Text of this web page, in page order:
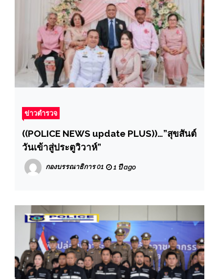
ข่าวตำรวจ
((POLICE NEWS update PLUS))…”สุขสันต์
วันเข้าสู่ประตูวิวาห์”
กองบรรณาธิการ 01 1 ปี ago